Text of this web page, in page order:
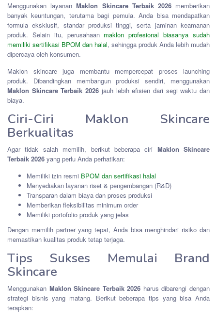
Menggunakan layananMaklon Skincare Terbaik 2026memberikan
banyak keuntungan, terutama bagi pemula. Anda bisa mendapatkan
formula eksklusif, standar produksi tinggi, serta jaminan keamanan
produk. Selain itu, perusahaan maklon profesional biasanya sudah
memiliki sertifikasi BPOM dan halal, sehingga produk Anda lebih mudah
dipercaya oleh konsumen.
Maklon skincare juga membantu mempercepat proses launching
produk. Dibandingkan membangun produksi sendiri, menggunakan
Maklon Skincare Terbaik 2026 jauh lebih efisien dari segi waktu dan
biaya.
Ciri-Ciri Maklon Skincare
Berkualitas
Agar tidak salah memilih, berikut beberapa ciri Maklon Skincare
Terbaik 2026 yang perlu Anda perhatikan:
Memiliki izin resmi BPOM dan sertifikasi halal
Menyediakan layanan riset & pengembangan (R&D)
Transparan dalam biaya dan proses produksi
Memberikan fleksibilitas minimum order
Memiliki portofolio produk yang jelas
Dengan memilih partner yang tepat, Anda bisa menghindari risiko dan
memastikan kualitas produk tetap terjaga.
Tips Sukses Memulai Brand
Skincare
Menggunakan Maklon Skincare Terbaik 2026 harus dibarengi dengan
strategi bisnis yang matang. Berikut beberapa tips yang bisa Anda
terapkan: